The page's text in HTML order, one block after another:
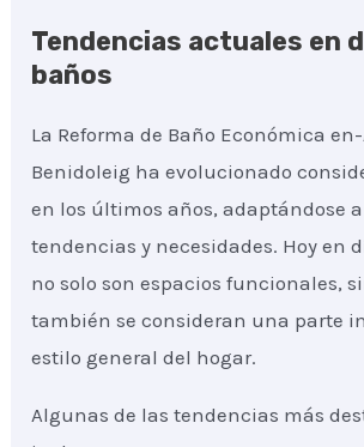
Tendencias actuales en
baños
La Reforma de Baño Económica
Benidoleig ha evolucionado
en los últimos años, adaptándose
tendencias y necesidades. Hoy en
no solo son espacios funcionales,
también se consideran una parte
estilo general del hogar.
Algunas de las tendencias más